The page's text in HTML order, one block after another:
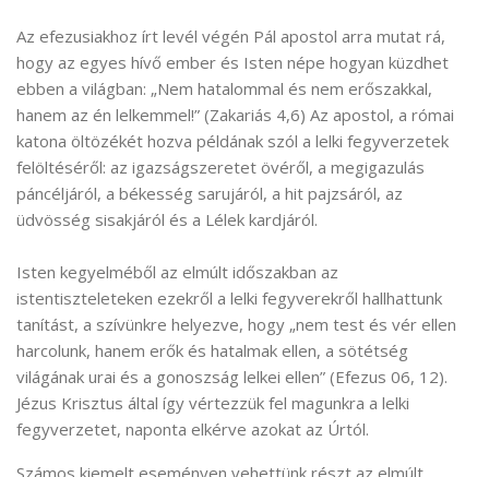
Az efezusiakhoz írt levél végén Pál apostol arra mutat rá,
hogy az egyes hívő ember és Isten népe hogyan küzdhet
ebben a világban: „Nem hatalommal és nem erőszakkal,
hanem az én lelkemmel!” (Zakariás 4,6) Az apostol, a római
katona öltözékét hozva példának szól a lelki fegyverzetek
felöltéséről: az igazságszeretet övéről, a megigazulás
páncéljáról, a békesség sarujáról, a hit pajzsáról, az
üdvösség sisakjáról és a Lélek kardjáról.
Isten kegyelméből az elmúlt időszakban az
istentiszteleteken ezekről a lelki fegyverekről hallhattunk
tanítást, a szívünkre helyezve, hogy „nem test és vér ellen
harcolunk, hanem erők és hatalmak ellen, a sötétség
világának urai és a gonoszság lelkei ellen” (Efezus 06, 12).
Jézus Krisztus által így vértezzük fel magunkra a lelki
fegyverzetet, naponta elkérve azokat az Úrtól.
Számos kiemelt eseményen vehettünk részt az elmúlt